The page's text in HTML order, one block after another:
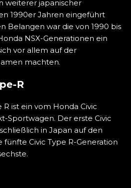
weiterer japanischer
1990er Jahren eingeführt
Belangen war die von 1990 bis
NSX-Generationen ein
vor allem auf der
machten.
R
ist ein vom Honda Civic
Sportwagen. Der erste Civic
in Japan auf den
fünfte Civic Type R-Generation